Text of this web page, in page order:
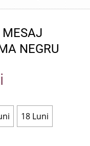
MESAJ
NEGRU
18 Luni